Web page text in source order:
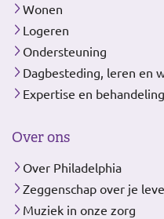
Wonen
Logeren
Ondersteuning
Dagbesteding, leren en
Expertise en behandeling
Over ons
Over Philadelphia
Zeggenschap over je
Muziek in onze zorg